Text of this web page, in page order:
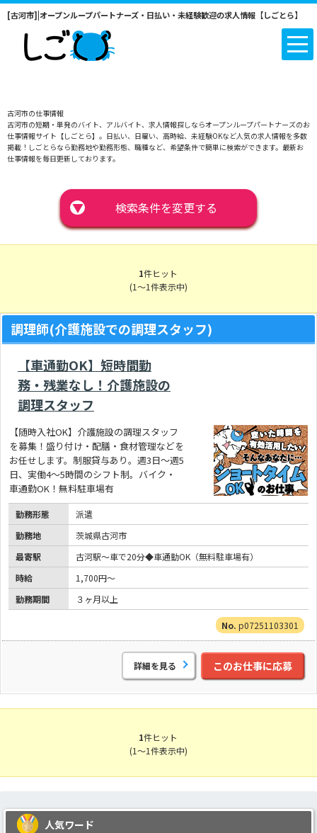
[古河市]|オープンループパートナーズ・日払い・未経験歓迎の求人情報【しごとら】
古河市の仕事情報
古河市の短期・単発のバイト、アルバイト、求人情報探しならオープンループパートナーズのお
仕事情報サイト【しごとら】。日払い、日雇い、高時給、未経験OKなど人気の求人情報を多数
掲載！しごとらなら勤務地や勤務形態、職種など、希望条件で簡単に検索ができます。最新お
仕事情報を毎日更新しております。
▼ 検索条件を変更する
1件ヒット
(1～1件表示中)
調理師(介護施設での調理スタッフ)
【車通勤OK】短時間勤
務・残業なし！介護施設の
調理スタッフ
【随時入社OK】介護施設の調理スタッフ
を募集！盛り付け・配膳・食材管理などを
お任せします。制服貸与あり。週3日～週5
日、実働4～5時間のシフト制。バイク・
車通勤OK！無料駐車場有
勤務形態
派遣
勤務地
茨城県古河市
最寄駅
古河駅～車で20分◆車通勤OK（無料駐車場有）
時給
1,700円～
勤務期間
３ヶ月以上
p07251103301
詳細を見る このお仕事に応募
1件ヒット
(1～1件表示中)
人気ワード